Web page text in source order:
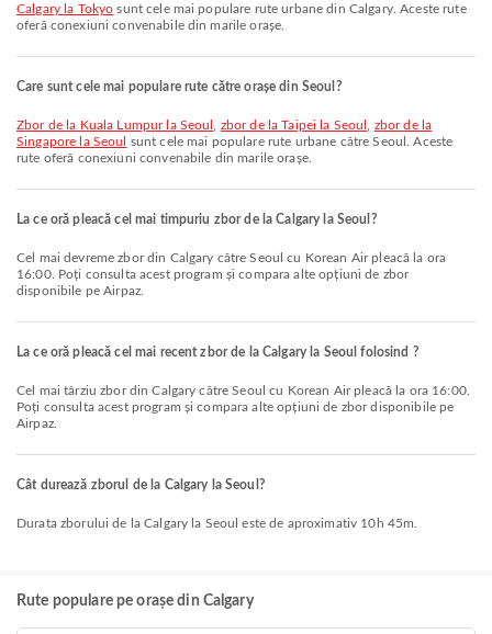
Calgary la Tokyo sunt cele mai populare rute urbane din Calgary. Aceste rute
oferă conexiuni convenabile din marile orașe.
Care sunt cele mai populare rute către orașe din Seoul?
zbor de la Kuala Lumpur la Seoul zbor de la Taipei la Seoul
zbor de la
Singapore la Seoul
sunt cele mai populare rute urbane către Seoul. Aceste
rute oferă conexiuni convenabile din marile orașe.
La ce oră pleacă cel mai timpuriu zbor de la Calgary la Seoul?
Cel mai devreme zbor din Calgary către Seoul cu Korean Air pleacă la ora
16:00. Poți consulta acest program și compara alte opțiuni de zbor
disponibile pe Airpaz.
La ce oră pleacă cel mai recent zbor de la Calgary la Seoul folosind ?
Cel mai târziu zbor din Calgary către Seoul cu Korean Air pleacă la ora 16:00.
Poți consulta acest program și compara alte opțiuni de zbor disponibile pe
Airpaz.
Cât durează zborul de la Calgary la Seoul?
Durata zborului de la Calgary la Seoul este de aproximativ 10h 45m.
Rute populare pe orașe din Calgary